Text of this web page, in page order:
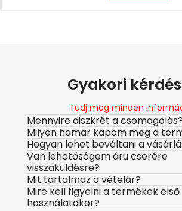
Gyakori
Tudj meg minden
Mennyire diszkrét a csomagolás?
Milyen hamar kapom meg a
Hogyan lehet beváltani a
Van lehetőségem áru cserére
visszaküldésre?
Mit tartalmaz a vételár?
Mire kell figyelni a termékek első
használatakor?